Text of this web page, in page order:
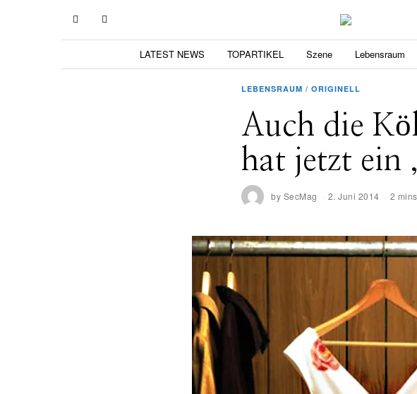
LATEST NEWS TOPARTIKEL Szene Lebensraum
LEBENSRAUM / ORIGINELL
Auch die
hat jetzt ein
by SecMag 2. Juni 2014 2